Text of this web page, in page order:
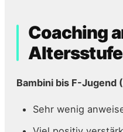
Coaching
Altersstufe
Bambini bis F-Jugend
Sehr wenig